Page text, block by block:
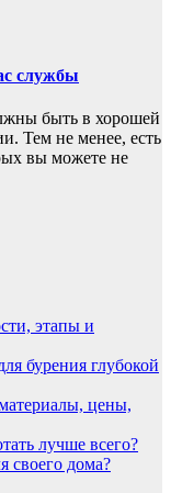
службы
быть в хорошей
Тем не менее, есть
вы можете не
этапы и
бурения глубокой
цены,
лучше всего?
своего дома?